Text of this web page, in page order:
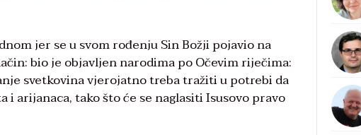
jer se u svom rođenju Sin Božji pojavio na
bio je objavljen narodima po Očevim riječima:
svetkovina vjerojatno treba tražiti u potrebi da
arijanaca, tako što će se naglasiti Isusovo pravo